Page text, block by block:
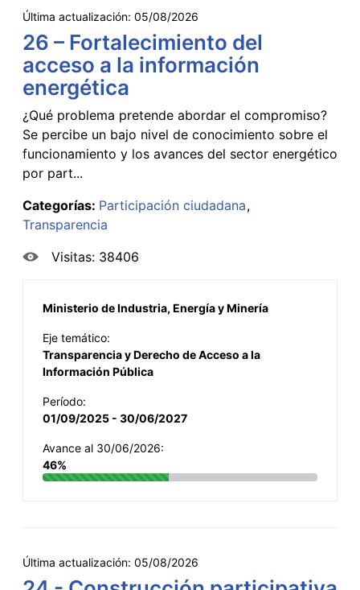
Última actualización: 05/08/2026
26 – Fortalecimiento del
acceso a la información
energética
¿Qué problema pretende abordar el compromiso?
Se percibe un bajo nivel de conocimiento sobre el
funcionamiento y los avances del sector energético
por part...
Categorías: Participación ciudadana
Transparencia
Visitas: 38406
Ministerio de Industria, Energía y Minería
Eje temático:
Transparencia y Derecho de Acceso a la
Información Pública
Período:
01/09/2025 - 30/06/2027
Avance al 30/06/2026:
46%
Última actualización: 05/08/2026